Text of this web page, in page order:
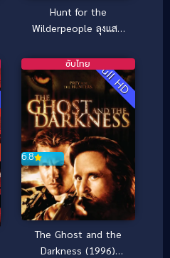
Hunt for the
Wilderpeople ลุงแสบ
ติ่ง [ซับไทย] (2016)
Full HD
6.8
ซับไทย
The Ghost and the
Darkness (1996)